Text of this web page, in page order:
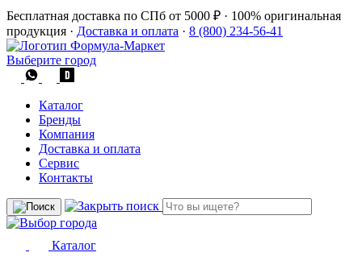
Бесплатная доставка по СПб от 5000 ₽ · 100% оригинальная
продукция · Доставка и оплата · 8 (800) 234-56-41
Выберите город
Каталог
Бренды
Компания
Доставка и оплата
Сервис
Контакты
Каталог